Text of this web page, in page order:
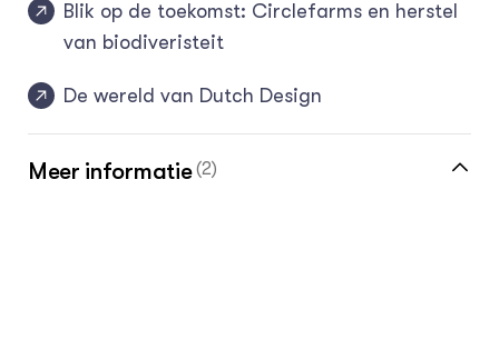
en 1: 32 - 33
Blik op de toekomst: Circlefarms en herstel
van biodiveristeit
De wereld van Dutch Design
Meer informatie (2)